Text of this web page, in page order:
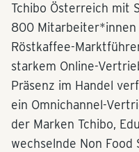
Tchibo Österreich mit
800 Mitarbeiter*innen
Röstkaffee-
starkem Online-
Präsenz im Handel
ein Omnichannel-
der Marken Tchibo,
wechselnde Non